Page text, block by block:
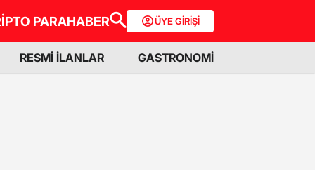
PARAHABER ÜYE GİRİŞİ
RESMİ İLANLAR GASTRONOMİ